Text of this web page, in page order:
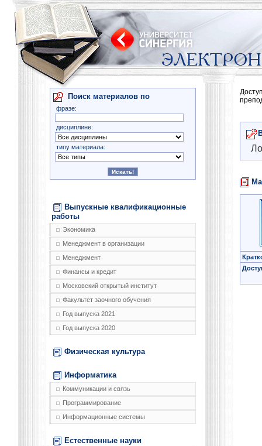
Поиск материалов по
фразе:
дисциплине:
типу материала:
Выпускные квалификационные
работы
Экономика
Менеджмент в организации
Менеджмент
Финансы и кредит
Московский открытый институт
Факультет заочного обучения
Год выпуска 2021
Год выпуска 2020
Физическая культура
Информатика
Коммуникации и связь
Программирование
Информационные системы
Естественные науки